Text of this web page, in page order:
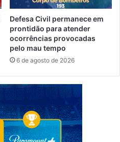
Defesa Civil permanece em
prontidão para atender
ocorrências provocadas
pelo mau tempo
6 de agosto de 2026